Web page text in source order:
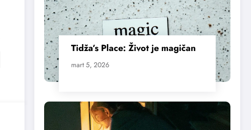
Tidža’s Place: Život je magičan
mart 5, 2026